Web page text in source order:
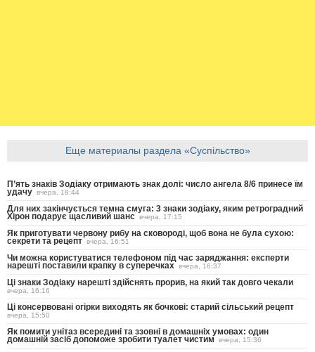
Еще материалы раздела «Суспільство»
П’ять знаків Зодіаку отримають знак долі: число ангела 8/6 принесе їм
удачу вчера, 18:44
Для них закінчується темна смуга: 3 знаки зодіаку, яким ретроградний
Хірон подарує щасливий шанс вчера, 17:15
Як приготувати червону рибу на сковороді, щоб вона не була сухою:
секрети та рецепт вчера, 16:51
Чи можна користуватися телефоном під час заряджання: експерти
нарешті поставили крапку в суперечках вчера, 16:37
Ці знаки Зодіаку нарешті здійснять прорив, на який так довго чекали
вчера, 16:16
Ці консервовані огірки виходять як бочкові: старий сільський рецепт
вчера, 15:50
Як помити унітаз всередині та ззовні в домашніх умовах: один
домашній засіб допоможе зробити туалет чистим вчера, 15:36